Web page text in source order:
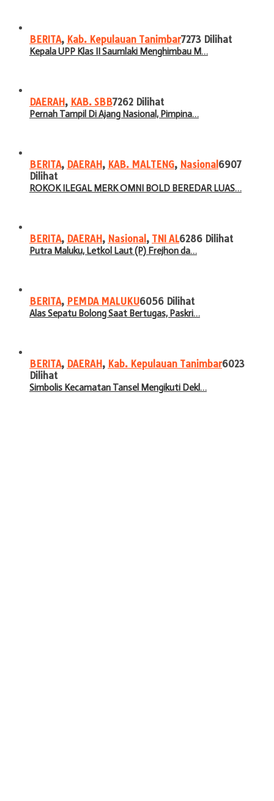
BERITA, Kab. Kepulauan Tanimbar7273 Dilihat
Kepala UPP Klas II Saumlaki Menghimbau M…
DAERAH, KAB. SBB7262 Dilihat
Pernah Tampil Di Ajang Nasional, Pimpina…
BERITA, DAERAH, KAB. MALTENG, Nasional 6907
Dilihat
ROKOK ILEGAL MERK OMNI BOLD BEREDAR LUAS…
BERITA, DAERAH, Nasional , TNI AL6286 Dilihat
Putra Maluku, Letkol Laut (P) Frejhon da…
BERITA, PEMDA MALUKU6056 Dilihat
Alas Sepatu Bolong Saat Bertugas, Paskri…
BERITA, DAERAH, Kab. Kepulauan Tanimbar6023
Dilihat
Simbolis Kecamatan Tansel Mengikuti Dekl…